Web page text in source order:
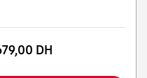
DH